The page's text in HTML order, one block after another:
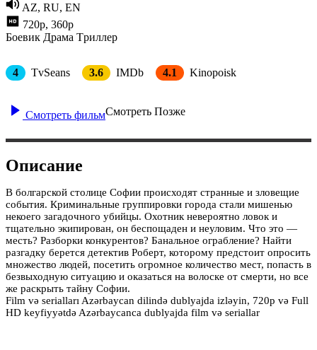
AZ, RU, EN
720p, 360p
Боевик Драма Tриллер
4 TvSeans 3.6 IMDb 4.1 Kinopoisk
Смотреть фильмСмотреть Позже
Описание
В болгарской столице Софии происходят странные и зловещие
события. Криминальные группировки города стали мишенью
некоего загадочного убийцы. Охотник невероятно ловок и
тщательно экипирован, он беспощаден и неуловим. Что это —
месть? Разборки конкурентов? Банальное ограбление? Найти
разгадку берется детектив Роберт, которому предстоит опросить
множество людей, посетить огромное количество мест, попасть в
безвыходную ситуацию и оказаться на волоске от смерти, но все
же раскрыть тайну Софии.
Film və serialları Azərbaycan dilində dublyajda izləyin, 720p və Full
HD keyfiyyətdə Azərbaycanca dublyajda film və seriallar